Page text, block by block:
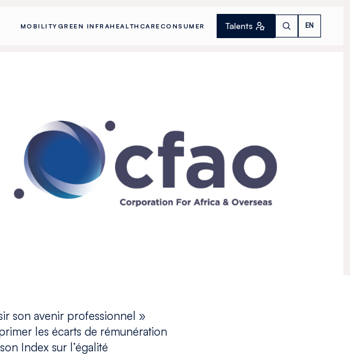
MOBILITYGREEN INFRAHEALTHCARECONSUMER Talents EN
son avenir professionnel »
les écarts de rémunération
Index sur l’égalité